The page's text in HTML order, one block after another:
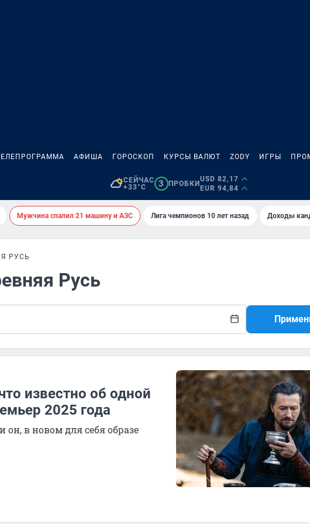
АФИША ГОРОСКОП КУРСЫ ВАЛЮТ ZODY ИГРЫ
СЕЙЧАС
+33°C
3 ПРОБКИ
USD 82,17
EUR 94,84
Мужчина спалил 21 машину и АЗС Лига чемпионов 10 лет назад Доходы
РУСЬ
Русь
известно об одной
2025 года
он, в новом для себя образе